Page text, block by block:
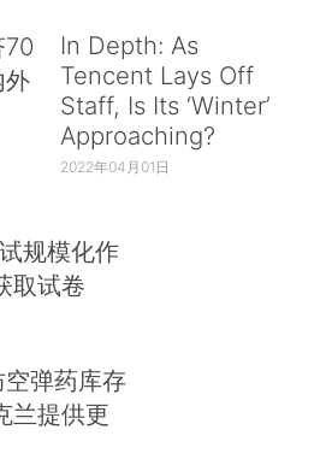
70
外
In Depth: As
Tencent Lays Off
Staff, Is Its ‘Winter’
Approaching?
2022年04月01日
规模化作
取试卷
弹药库存
兰提供更